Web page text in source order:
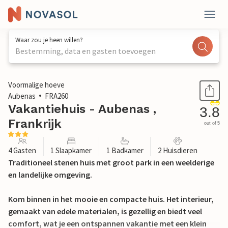
Waar zou je heen willen?
Bestemming, data en gasten toevoegen
1 / 18
Voormalige hoeve
Aubenas
FRA260
Vakantiehuis - Aubenas ,
Frankrijk
3.8
out of 5
4 Gasten 1 Slaapkamer 1 Badkamer 2 Huisdieren
Traditioneel stenen huis met groot park in een weelderige
en landelijke omgeving.
Kom binnen in het mooie en compacte huis. Het interieur,
gemaakt van edele materialen, is gezellig en biedt veel
comfort, wat je een ontspannen vakantie met een klein